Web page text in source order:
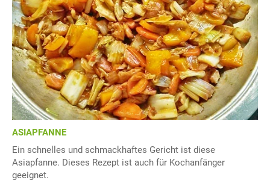
ASIAPFANNE
Ein schnelles und schmackhaftes Gericht ist diese
Asiapfanne. Dieses Rezept ist auch für Kochanfänger
geeignet.